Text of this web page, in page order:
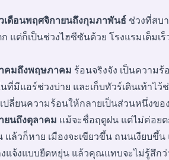
เดือนพฤศจิกายนถึงกุมภาพันธ์ ช่วงที่สบ
ก แต่ก็เป็นช่วงไฮซีซันด้วย โรงแรมเต็ม
คมถึงพฤษภาคม ร้อนจริงจัง เป็นความ
ที่มีแอร์ช่วงบ่าย และเก็บทัวร์เดินเท้าไ
ปลี่ยนความร้อนให้กลายเป็นส่วนหนึ่งข
ยนถึงตุลาคม แม้จะชื่อฤดูฝน แต่ไม่ค่อย
แล้วก็หาย เมืองจะเขียวขึ้น ถนนเงียบ
แจ้งแบบยืดหยุ่น แล้วคุณแทบจะไม่รู้สึก